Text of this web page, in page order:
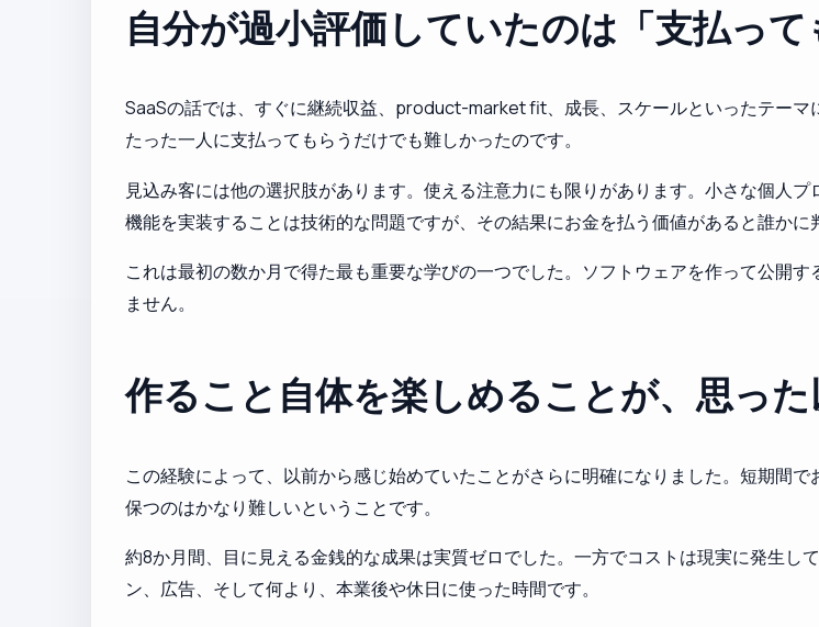
自分が過小評価していたのは「支払って
SaaSの話では、すぐに継続収益、product-market fit、成長、スケールといったテー
たった一人に支払ってもらうだけでも難しかったのです。
見込み客には他の選択肢があります。使える注意力にも限りがあります。小さな個人
機能を実装することは技術的な問題ですが、その結果にお金を払う価値があると誰かに
これは最初の数か月で得た最も重要な学びの一つでした。ソフトウェアを作って公開
ません。
作ること自体を楽しめることが、思っ
この経験によって、以前から感じ始めていたことがさらに明確になりました。短期間
保つのはかなり難しいということです。
約8か月間、目に見える金銭的な成果は実質ゼロでした。一方でコストは現実に発生し
ン、広告、そして何より、本業後や休日に使った時間です。